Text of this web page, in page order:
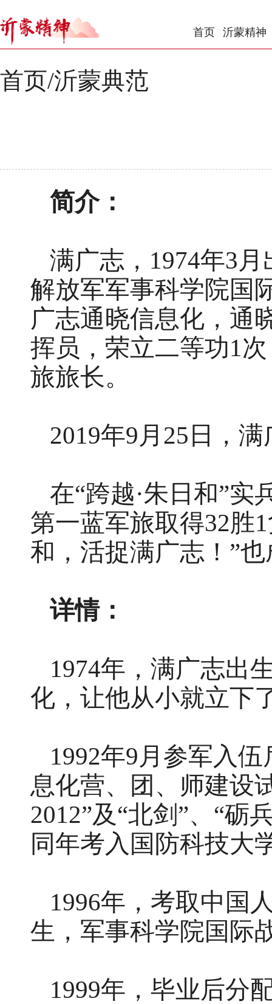
首页 沂蒙精神
首页/沂蒙典范
简介：
满广志，1974年3
解放军军事科学院国
广志通晓信息化，通
挥员，荣立二等功1
旅旅长。
2019年9月25日，
在“跨越·朱日和”
第一蓝军旅取得32胜
和，活捉满广志！”
详情：
1974年，满广志出
化，让他从小就立下
1992年9月参军入
息化营、团、师建设
2012”及“北剑”、“砺
同年考入国防科技大
1996年，考取中国
生，军事科学院国际
1999年，毕业后分